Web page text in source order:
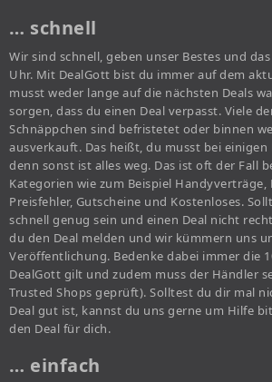
… schnell
Wir sind schnell, geben unser Bestes und
Uhr. Mit DealGott bist du immer auf dem
musst weder lange auf die nächsten Deals
sorgen, dass du einen Deal verpasst. Viele
Schnäppchen sind befristetet oder binnen
ausverkauft. Das heißt, du musst bei einigen
denn sonst ist alles weg. Das ist oft der Fall
Kategorien wie zum Beispiel Handyverträge,
Preisfehler, Gutscheine und Kostenloses.
schnell genug sein und einen Deal nicht
du den Deal melden und wir kümmern uns
Veröffentlichung. Bedenke dabei immer die
DealGott gilt und zudem muss der Händler
Trusted Shops geprüft). Solltest du dir mal
Deal gut ist, kannst du uns gerne um Hilfe
den Deal für dich.
… einfach